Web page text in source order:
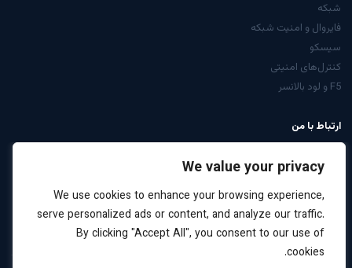
We value your privacy
We use cookies to enhance your browsing experience,
serve personalized ads or content, and analyze our traffic.
By clicking "Accept All", you consent to our use of
cookies.
شبکه
فایروال و امنیت شبکه
سیسکو
کنترل‌های امنیتی
F5 و لود بالانسر
ارتباط با من
LinkedIn: arabiyan
درخواست مشاوره